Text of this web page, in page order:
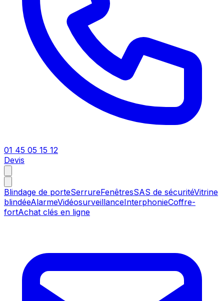
01 45 05 15 12
Devis
Blindage de porteSerrureFenêtresSAS de sécuritéVitrine
blindéeAlarmeVidéosurveillanceInterphonieCoffre-
fortAchat clés en ligne